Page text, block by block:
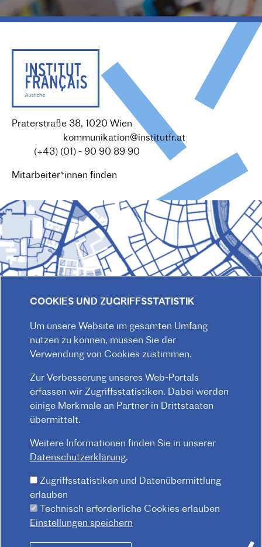
Praterstraße 38, 1020 Wien
kommunikation@institutfr.at
(+43) (01) - 90 90 89 90
Mitarbeiter*innen finden
© 2026 Institut français d'Autriche-Vienne
Kontakt
AGB
COOKIES UND ZUGRIFFSSTATISTIK
Um unsere Website im gesamten Umfang
nutzen zu können, müssen Sie der
Verwendung von Cookies zustimmen.
Zur Verbesserung unseres Web-Portals
erfassen wir Zugriffsstatistiken. Dabei werden
einige Merkmale an Partner in Drittstaaten
übermittelt.
Weitere Informationen finden Sie in unserer
Datenschutzerklärung.
Zugriffsstatistiken und Datenübermittlung
erlauben
Technisch erforderliche Cookies erlauben
Einstellungen speichern